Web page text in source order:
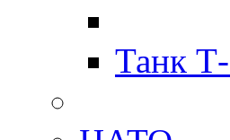
Танк